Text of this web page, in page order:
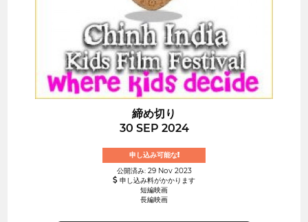
締め切り
30 SEP 2024
申し込み可能な!
公開済み: 29 Nov 2023
申し込み料がかかります
短編映画
長編映画